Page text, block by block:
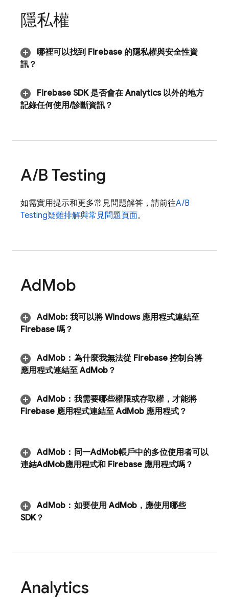
隱私權
哪裡可以找到 Firebase 的隱私權與安全性資
訊？
Firebase SDK 是否會在 Analytics 以外的地方
記錄任何使用/診斷資訊？
A/B Testing
如需實用提示和更多常見問題解答，請前往A/B
Testing疑難排解與常見問題頁面。
AdMob
AdMob: 我可以將 Windows 應用程式連結至
Firebase 嗎？
AdMob ： 為什麼我無法從 Firebase控制台將
應用程式連結至AdMob ？
AdMob ： 我需要哪些權限或存取權，才能將
Firebase 應用程式連結至AdMob 應用程式？
AdMob ： 同一AdMob帳戶中的多位使用者可以
連結AdMob應用程式和 Firebase 應用程式嗎？
AdMob ： 如要使用AdMob，應使用哪些
SDK？
Analytics